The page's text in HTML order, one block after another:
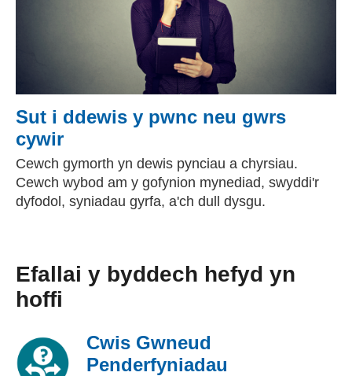
Sut i ddewis y pwnc neu gwrs
cywir
Cewch gymorth yn dewis pynciau a chyrsiau.
Cewch wybod am y gofynion mynediad, swyddi'r
dyfodol, syniadau gyrfa, a'ch dull dysgu.
Efallai y byddech hefyd yn
hoffi
Cwis Gwneud
Penderfyniadau